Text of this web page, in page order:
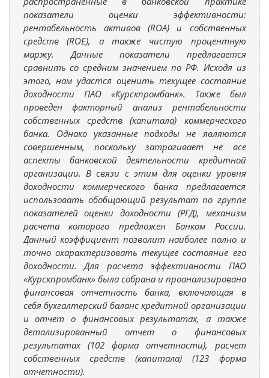
показатели оценки эффективности:
рентабельность активов (ROA) и собственных
средств (ROE), а также чистую процентную
маржу. Данные показатели предлагается
сравнить со средним значением по РФ. Исходя из
этого, нам удастся оценить текущее состояние
доходности ПАО «Курскпромбанк». Также был
проведен факторный анализ рентабельности
собственных средств (капитала) коммерческого
банка. Однако указанные подходы не являются
совершенным, поскольку затрагивает не все
аспекты банковской деятельности кредитной
организации. В связи с этим для оценки уровня
доходности коммерческого банка предлагается
использовать обобщающий результат по группе
показателей оценки доходности (РГД), механизм
расчета которого предложен Банком России.
Данный коэффициент позволит наиболее полно и
точно охарактеризовать текущее состояние его
доходности. Для расчета эффективности ПАО
«Курскпромбанк» была собрана и проанализирована
финансовая отчетность банка, включающая в
себя бухгалтерский баланс кредитной организации
и отчет о финансовых результатах, а также
детализированный отчет о финансовых
результатах (102 форма отчетности), расчет
собственных средств (капитала) (123 форма
отчетности).